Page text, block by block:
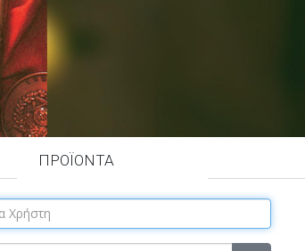
ΠΡΟΪΟΝΤΑ